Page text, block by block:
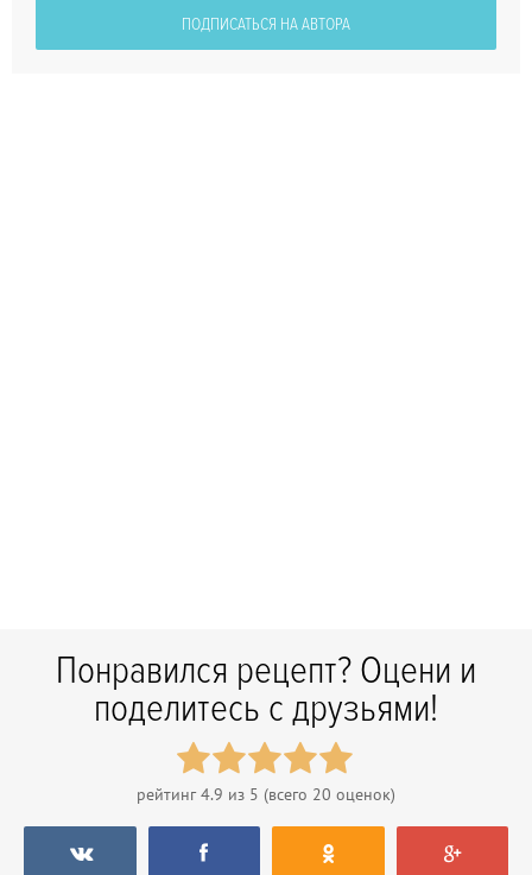
ПОДПИСАТЬСЯ НА АВТОРА
Понравился рецепт? Оцени и
поделитесь с друзьями!
рейтинг4.9 из 5 (всего 20 оценок)